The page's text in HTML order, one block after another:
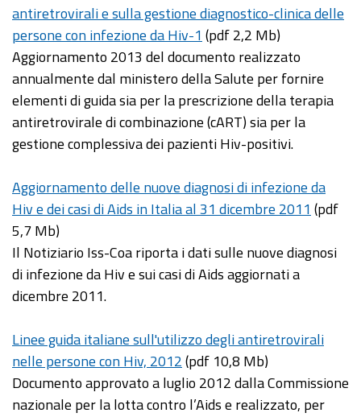
antiretrovirali e sulla gestione diagnostico-clinica delle
persone con infezione da Hiv-1 (pdf 2,2 Mb)
Aggiornamento 2013 del documento realizzato
annualmente dal ministero della Salute per fornire
elementi di guida sia per la prescrizione della terapia
antiretrovirale di combinazione (cART) sia per la
gestione complessiva dei pazienti Hiv-positivi.
Aggiornamento delle nuove diagnosi di infezione da
Hiv e dei casi di Aids in Italia al 31 dicembre 2011 (pdf
5,7 Mb)
Il Notiziario Iss-Coa riporta i dati sulle nuove diagnosi
di infezione da Hiv e sui casi di Aids aggiornati a
dicembre 2011.
Linee guida italiane sull'utilizzo degli antiretrovirali
nelle persone con Hiv, 2012(pdf 10,8 Mb)
Documento approvato a luglio 2012 dalla Commissione
nazionale per la lotta contro l’Aids e realizzato, per